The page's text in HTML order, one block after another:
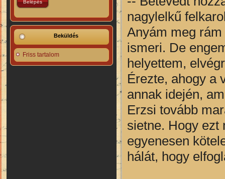
Beküldés
Friss tartalom
nagylelkű
Anyám meg
ismeri. De
helyettem,
Érezte, ahogy a
annak idején,
Erzsi tovább
sietne. Hogy ezt
egyenesen
hálát, hogy